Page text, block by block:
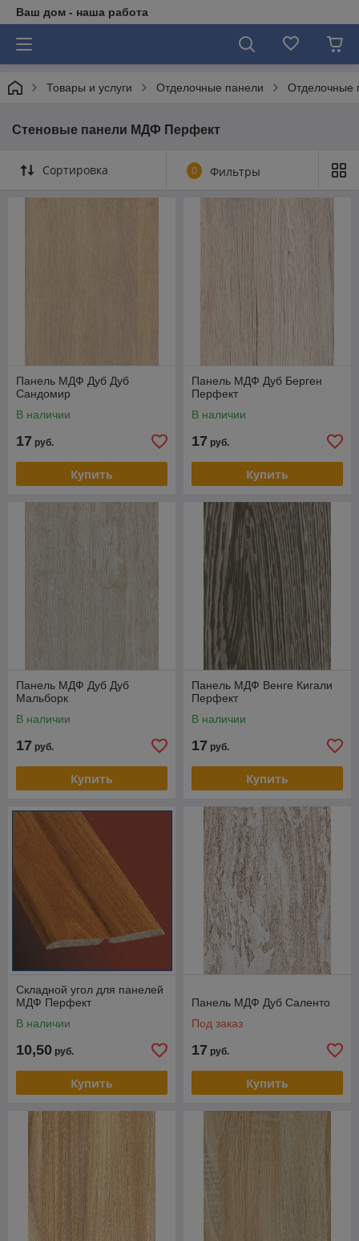
Ваш дом - наша работа
Товары и услуги Отделочные панели
Стеновые панели МДФ Перфект
Сортировка 0 Фильтры
Панель МДФ Дуб Дуб
Сандомир
В наличии
17 руб.
Купить
Панель МДФ Дуб Берген
Перфект
В наличии
17 руб.
Купить
Панель МДФ Дуб Дуб
Мальборк
В наличии
17 руб.
Купить
Панель МДФ Венге Кигали
Перфект
В наличии
17 руб.
Купить
Складной угол для панелей
МДФ Перфект
В наличии
10,50 руб.
Купить
Панель МДФ Дуб Саленто
Под заказ
17 руб.
Купить